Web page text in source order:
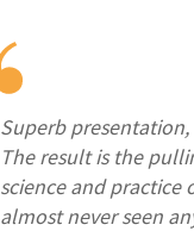
Superb
The result is the
science and practice
almost never seen